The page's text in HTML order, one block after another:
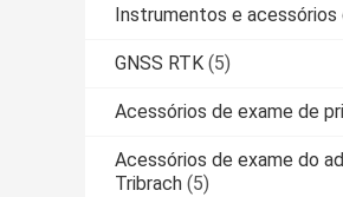
Instrumentos e acessórios
GNSS RTK (5)
Acessórios de exame de
Acessórios de exame do
Tribrach (5)